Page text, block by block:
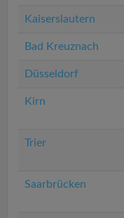
Kaiserslautern
Bad Kreuznach
Düsseldorf
Kirn
Trier
Saarbrücken